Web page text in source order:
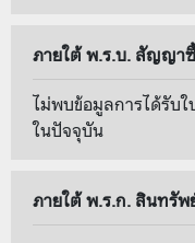
ภายใต้ พ.ร.บ. สัญญา
ไม่พบข้อมูลการได้รับ
ในปัจจุบัน
ภายใต้ พ.ร.ก. สินทรั